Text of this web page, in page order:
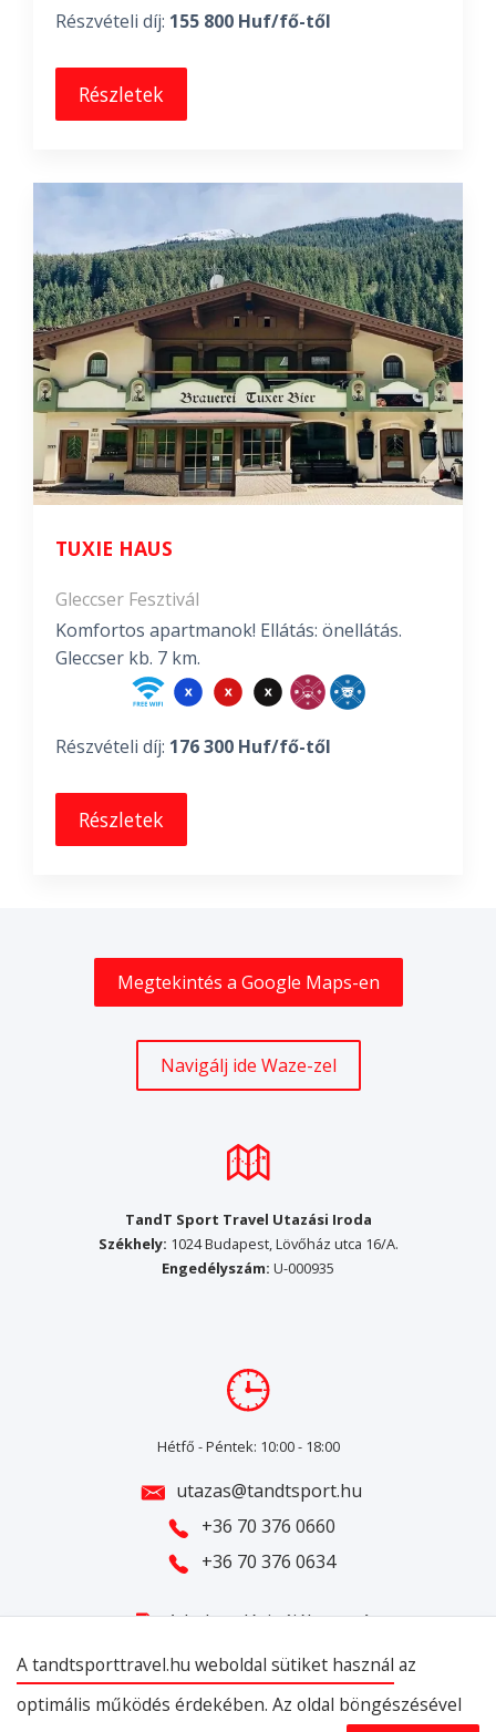
Részvételi díj: 155 800 Huf/fő-től
Részletek
TUXIE HAUS
Gleccser Fesztivál
Komfortos apartmanok! Ellátás: önellátás.
Gleccser kb. 7 km.
Részvételi díj: 176 300 Huf/fő-től
Részletek
Megtekintés a Google Maps-en
Navigálj ide Waze-zel
TandT Sport Travel Utazási Iroda
Székhely: 1024 Budapest, Lövőház utca 16/A.
Engedélyszám: U-000935
Hétfő - Péntek: 10:00 - 18:00
utazas@tandtsport.hu
+36 70 376 0660
+36 70 376 0634
Adatkezelési tájékoztató
ÁSZF
2021 TandT Sport Travel Utazási Iroda. © Minden jog fenntartva
A tandtsporttravel.hu weboldal sütiket használ az
optimális működés érdekében. Az oldal böngészésével